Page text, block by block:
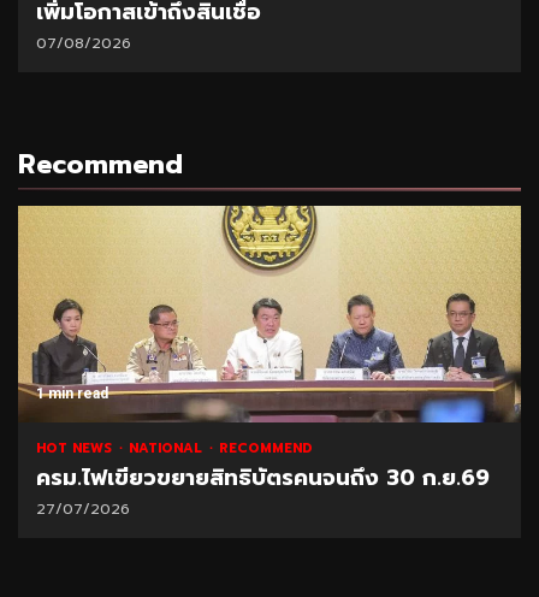
เพิ่มโอกาสเข้าถึงสินเชื่อ
07/08/2026
Recommend
1 min read
HOT NEWS NATIONAL RECOMMEND
ครม.ไฟเขียวขยายสิทธิบัตรคนจนถึง 30 ก.ย.69
27/07/2026